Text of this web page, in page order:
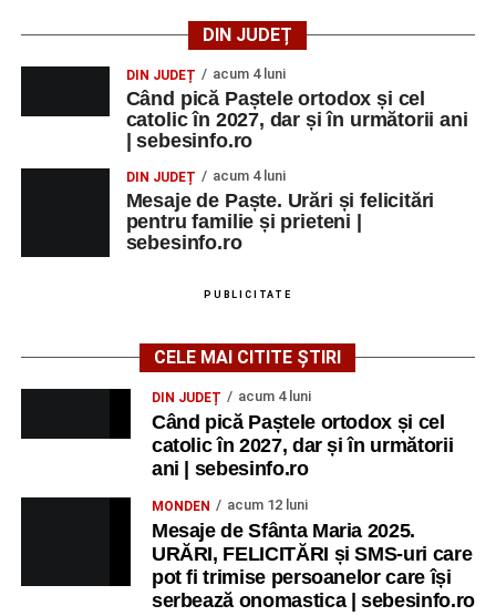
DIN JUDEȚ
DIN JUDEȚ acum 4 luni
Când pică Paștele ortodox și cel
catolic în 2027, dar și în următorii ani
| sebesinfo.ro
DIN JUDEȚ acum 4 luni
Mesaje de Paște. Urări și felicitări
pentru familie și prieteni |
sebesinfo.ro
PUBLICITATE
CELE MAI CITITE ȘTIRI
DIN JUDEȚ acum 4 luni
Când pică Paștele ortodox și cel
catolic în 2027, dar și în următorii
ani | sebesinfo.ro
MONDEN acum 12 luni
Mesaje de Sfânta Maria 2025.
URĂRI, FELICITĂRI și SMS-uri care
pot fi trimise persoanelor care își
serbează onomastica | sebesinfo.ro